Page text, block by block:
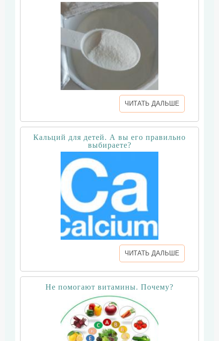
ЧИТАТЬ ДАЛЬШЕ
Кальций для детей. А вы его правильно
выбираете?
ЧИТАТЬ ДАЛЬШЕ
Не помогают витамины. Почему?